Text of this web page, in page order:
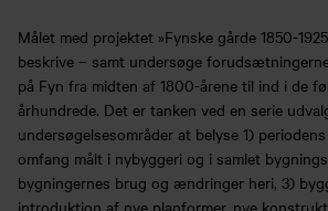
Målet med projektet »Fynske gårde 1850-
beskrive – samt undersøge
på Fyn fra midten af 1800-årene til ind i de
århundrede. Det er tanken ved en serie
undersøgelsesområder at belyse 1)
omfang målt i nybyggeri og i samlet
bygningernes brug og ændringer heri, 3)